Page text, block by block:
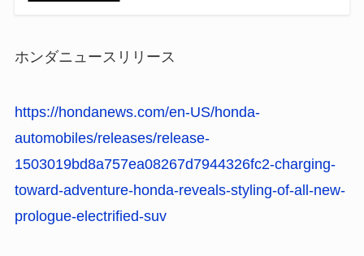
ホンダニュースリリース
https://hondanews.com/en-US/honda-
automobiles/releases/release-
1503019bd8a757ea08267d7944326fc2-charging-
toward-adventure-honda-reveals-styling-of-all-new-
prologue-electrified-suv